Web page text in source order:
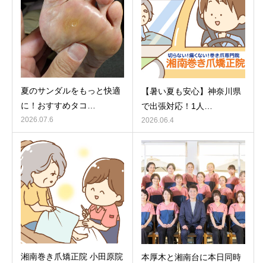
夏のサンダルをもっと快適
に！おすすめタコ…
2026.07.6
【暑い夏も安心】神奈川県
で出張対応！1人…
2026.06.4
湘南巻き爪矯正院 小田原院
本厚木と湘南台に本日同時